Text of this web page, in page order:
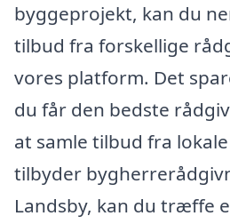
byggeprojekt, kan du
tilbud fra forskellige
vores platform. Det
du får den bedste
at samle tilbud fra
tilbyder
Landsby, kan du træffe